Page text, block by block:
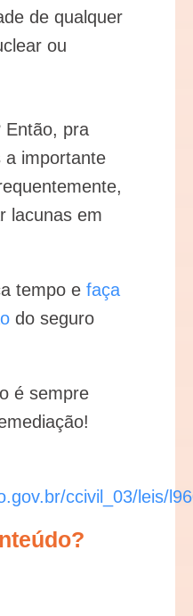
de qualquer
ou
Então, pra
a importante
lacunas em
tempo e faça
do seguro
é sempre
ccivil_03/leis/